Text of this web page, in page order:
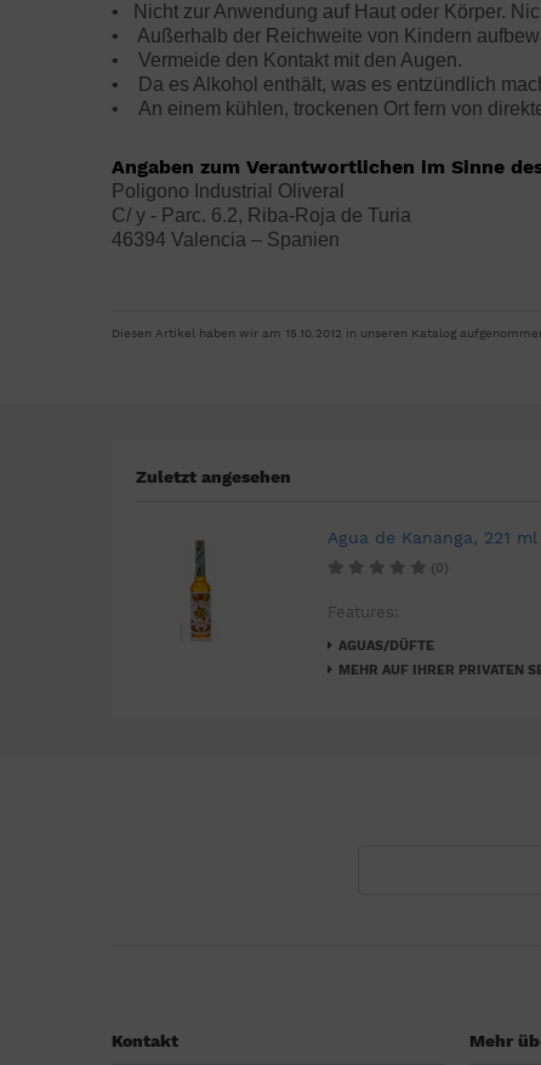
• Nicht zur Anwendung auf Haut oder Körper.
• Außerhalb der Reichweite von Kindern
• Vermeide den Kontakt mit den Augen.
• Da es Alkohol enthält, was es entzündlich
• An einem kühlen, trockenen Ort fern von
Angaben zum Verantwortlichen im Sinne
Poligono Industrial Oliveral
C/ y - Parc. 6.2, Riba-Roja de Turia
46394 Valencia – Spanien
Diesen Artikel haben wir am 15.10.2012 in unseren Katalog
Zuletzt angesehen
Agua de Kananga, 221 ml
(0)
Features:
AGUAS/DÜFTE
MEHR AUF IHRER PRIVATEN
Kontakt Mehr